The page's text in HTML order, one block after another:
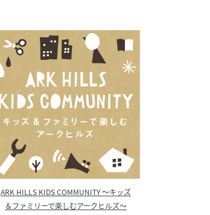
ARK HILLS KIDS COMMUNITY ～キッズ
＆ファミリーで楽しむアークヒルズ～